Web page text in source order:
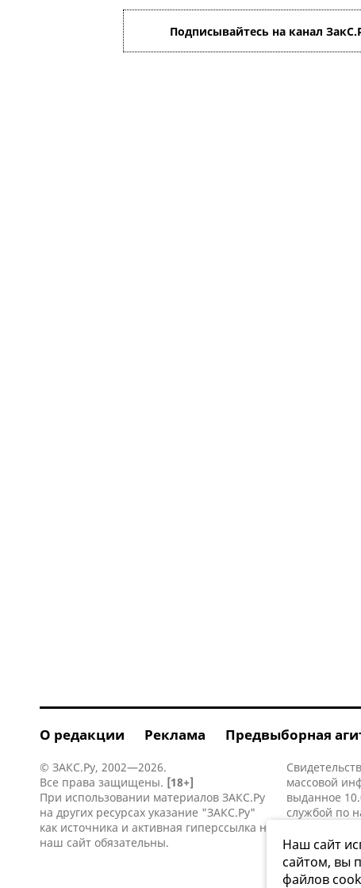
Подписывайтесь на канал
О редакции Реклама Предвыборная
© ЗАКС.Ру, 2002—2026.
Все права защищены. [18+]
При использовании материалов ЗАКС.Ру
на других ресурсах указание "ЗАКС.Ру"
как источника и активная гиперссылка на
наш сайт обязательны.
массовой
выданное
службой по
Наш сайт
сайтом, вы
файлов